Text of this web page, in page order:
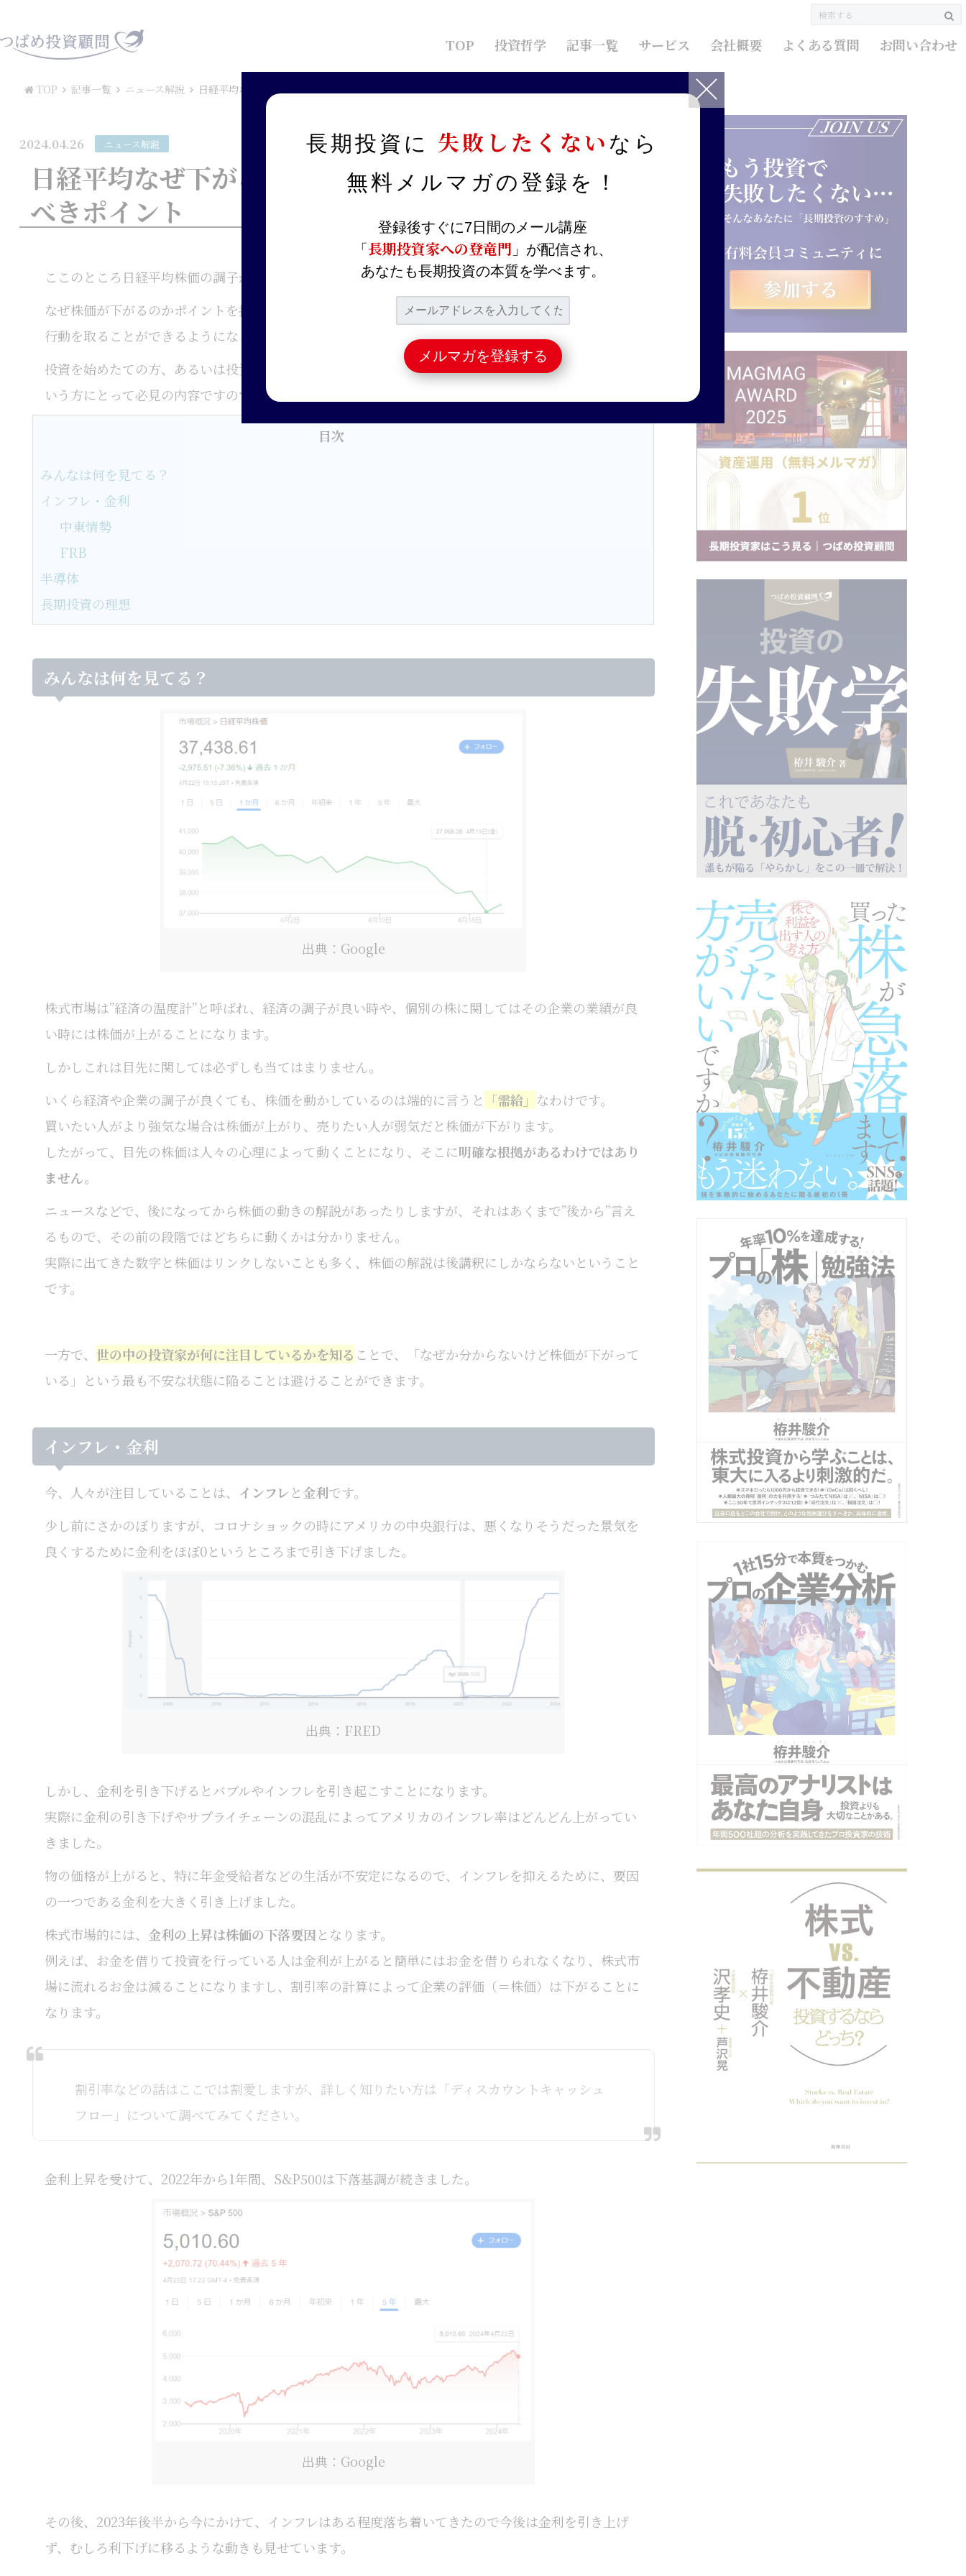
TOP 投資哲学 記事一覧 サービス 会社概要 よくある質問 お問い合わせ
TOP 記事一覧 ニュース解説 日経平均なぜ下がる？相場を知るために最低限抑えるべきポイント
2024.04.26 ニュース解説
日経平均なぜ下がる？相場を知るために最低限抑える
べきポイント
ここのところ日経平均株価の調子が良くなくて、特に直近にかけて大きく下がってきています。
なぜ株価が下がるのかポイントを抑えていれば、少しでも不安を和らげて、変に慌てることなく適切な
行動を取ることができるようになるはずです。
投資を始めたての方、あるいは投資を行ってきたけれどもどのように相場を見れば良いか分からないと
いう方にとって必見の内容ですのでぜひお読みください。
目次
みんなは何を見てる？
インフレ・金利
中東情勢
FRB
半導体
長期投資の理想
みんなは何を見てる？
出典：Google
株式市場は”経済の温度計”と呼ばれ、経済の調子が良い時や、個別の株に関してはその企業の業績が良
い時には株価が上がることになります。
しかしこれは目先に関しては必ずしも当てはまりません。
いくら経済や企業の調子が良くても、株価を動かしているのは端的に言うと
「需給」 なわけです。
買いたい人がより強気な場合は株価が上がり、売りたい人が弱気だと株価が下がります。
したがって、目先の株価は人々の心理によって動くことになり、そこに明確な根拠があるわけではあり
ません。
ニュースなどで、後になってから株価の動きの解説があったりしますが、それはあくまで”後から”言え
るもので、その前の段階ではどちらに動くかは分かりません。
実際に出てきた数字と株価はリンクしないことも多く、株価の解説は後講釈にしかならないということ
です。
一方で、世の中の投資家が何に注目しているかを知る ことで、「なぜか分からないけど株価が下がって
いる」という最も不安な状態に陥ることは避けることができます。
インフレ・金利
今、人々が注目していることは、 インフレと金利です。
少し前にさかのぼりますが、コロナショックの時にアメリカの中央銀行は、悪くなりそうだった景気を
良くするために金利をほぼ0というところまで引き下げました。
出典：FRED
しかし、金利を引き下げるとバブルやインフレを引き起こすことになります。
実際に金利の引き下げやサプライチェーンの混乱によってアメリカのインフレ率はどんどん上がってい
きました。
物の価格が上がると、特に年金受給者などの生活が不安定になるので、インフレを抑えるために、要因
の一つである金利を大きく引き上げました。
株式市場的には、 金利の上昇は株価の下落要因となります。
例えば、お金を借りて投資を行っている人は金利が上がると簡単にはお金を借りられなくなり、株式市
場に流れるお金は減ることになりますし、割引率の計算によって企業の評価（＝株価）は下がることに
なります。
割引率などの話はここでは割愛しますが、詳しく知りたい方は「ディスカウントキャッシュ
フロー」について調べてみてください。
金利上昇を受けて、2022年から1年間、S&P500は下落基調が続きました。
出典：Google
その後、2023年後半から今にかけて、インフレはある程度落ち着いてきたので今後は金利を引き上げ
ず、むしろ利下げに移るような動きも見せています。
長期投資に 失敗したくない なら
無料メルマガの登録を！
登録後すぐに7日間のメール講座
「 長期投資家への登竜門 」が配信され、
あなたも長期投資の本質を学べます。